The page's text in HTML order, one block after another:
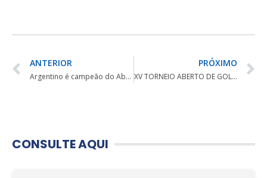
ANTERIOR
Argentino é campeão do Aberto do Brasil
PRÓXIMO
XV TORNEIO ABERTO DE GOLFE DO ALPHAVILLE GRACIOSA CLUBE
CONSULTE AQUI